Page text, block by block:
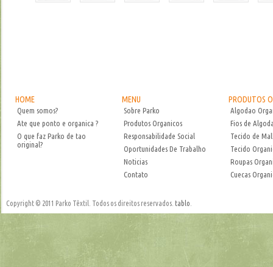
HOME
Quem somos?
Ate que ponto e organica ?
O que faz Parko de tao
original?
MENU
Sobre Parko
Produtos Organicos
Responsabilidade Social
Oportunidades De Trabalho
Noticias
Contato
PRODUTOS
Algodao
Fios de
Tecido de
Tecido
Roupas
Cuecas
Copyright © 2011 Parko Têxtil. Todos os direitos reservados. tablo